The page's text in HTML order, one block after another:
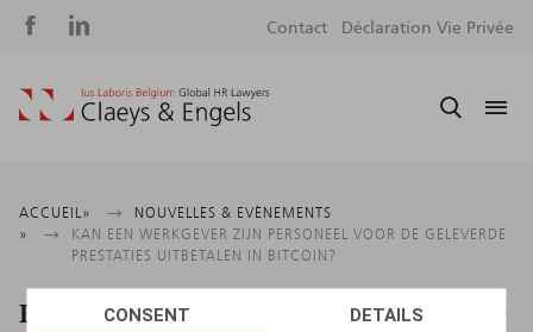
CONSENT DETAILS
Social
Contact Déclaration Vie Privée
Fil
d'Ariane
ACCUEIL
NOUVELLES & EVÈNEMENTS
KAN EEN WERKGEVER ZIJN PERSONEEL VOOR DE GELEVERDE
PRESTATIES UITBETALEN IN BITCOIN?
Kan een werkgever zijn personeel voor de